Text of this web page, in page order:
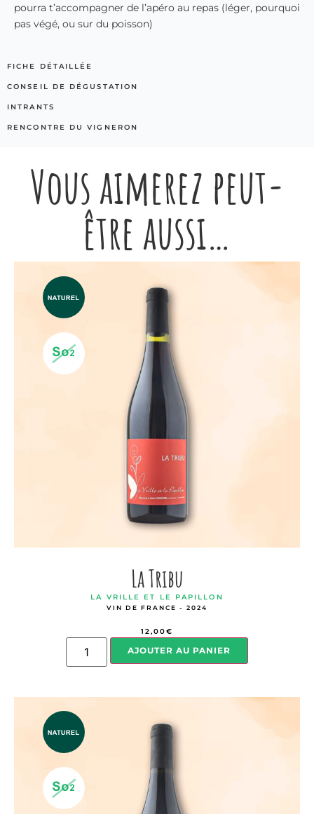
pourra t’accompagner de l’apéro au repas (léger, pourquoi
pas végé, ou sur du poisson)
FICHE DÉTAILLÉE
CONSEIL DE DÉGUSTATION
INTRANTS
RENCONTRE DU VIGNERON
Vous aimerez peut-
être aussi…
La Tribu
LA VRILLE ET LE PAPILLON
VIN DE FRANCE - 2024
12,00€
AJOUTER AU PANIER